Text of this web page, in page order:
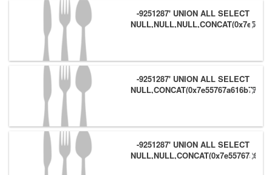
-9251287' UNION ALL SELECT
-9251287' UNION ALL SELECT
NULL,CONCAT(0x7e55767a616b77,
-9251287' UNION ALL SELECT